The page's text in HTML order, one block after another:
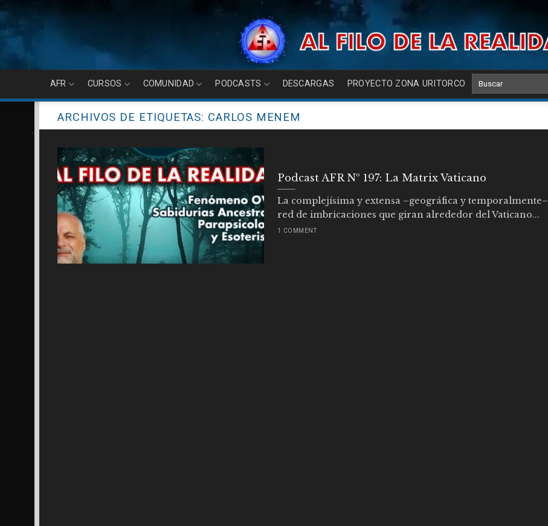
content
AFR CURSOS COMUNIDAD PODCASTS DESCARGAS PROYECTO ZONA URITORCO
ARCHIVOS DE ETIQUETAS: CARLOS MENEM
Podcast AFR Nº 197: La Matrix Vaticano
La complejísima y extensa –geográfica y temporalmente–
red de imbricaciones que giran alrededor del Vaticano...
1 COMMENT